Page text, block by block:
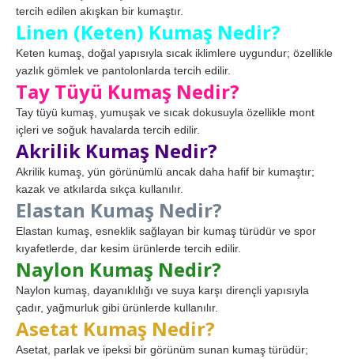
tercih edilen akışkan bir kumaştır.
Linen (Keten) Kumaş Nedir?
Keten kumaş, doğal yapısıyla sıcak iklimlere uygundur; özellikle
yazlık gömlek ve pantolonlarda tercih edilir.
Tay Tüyü Kumaş Nedir?
Tay tüyü kumaş, yumuşak ve sıcak dokusuyla özellikle mont
içleri ve soğuk havalarda tercih edilir.
Akrilik Kumaş Nedir?
Akrilik kumaş, yün görünümlü ancak daha hafif bir kumaştır;
kazak ve atkılarda sıkça kullanılır.
Elastan Kumaş Nedir?
Elastan kumaş, esneklik sağlayan bir kumaş türüdür ve spor
kıyafetlerde, dar kesim ürünlerde tercih edilir.
Naylon Kumaş Nedir?
Naylon kumaş, dayanıklılığı ve suya karşı dirençli yapısıyla
çadır, yağmurluk gibi ürünlerde kullanılır.
Asetat Kumaş Nedir?
Asetat, parlak ve ipeksi bir görünüm sunan kumaş türüdür;